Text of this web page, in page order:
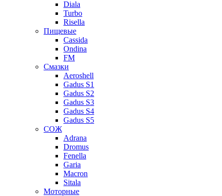
Diala
Turbo
Risella
Пищевые
Cassida
Ondina
FM
Смазки
Aeroshell
Gadus S1
Gadus S2
Gadus S3
Gadus S4
Gadus S5
СОЖ
Adrana
Dromus
Fenella
Garia
Macron
Sitala
Моторные